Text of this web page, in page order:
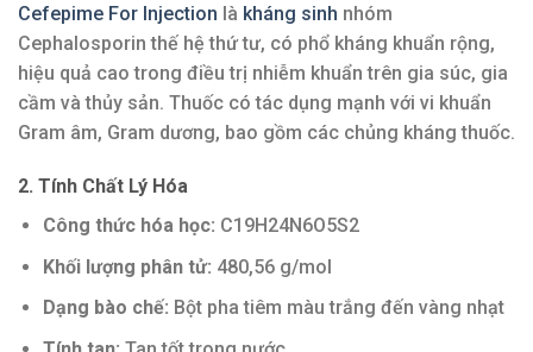
Cefepime For Injection là kháng sinh nhóm
Cephalosporin thế hệ thứ tư, có phổ kháng khuẩn rộng,
hiệu quả cao trong điều trị nhiễm khuẩn trên gia súc, gia
cầm và thủy sản. Thuốc có tác dụng mạnh với vi khuẩn
Gram âm, Gram dương, bao gồm các chủng kháng thuốc.
2. Tính Chất Lý Hóa
Công thức hóa học: C19H24N6O5S2
Khối lượng phân tử: 480,56 g/mol
Dạng bào chế: Bột pha tiêm màu trắng đến vàng nhạt